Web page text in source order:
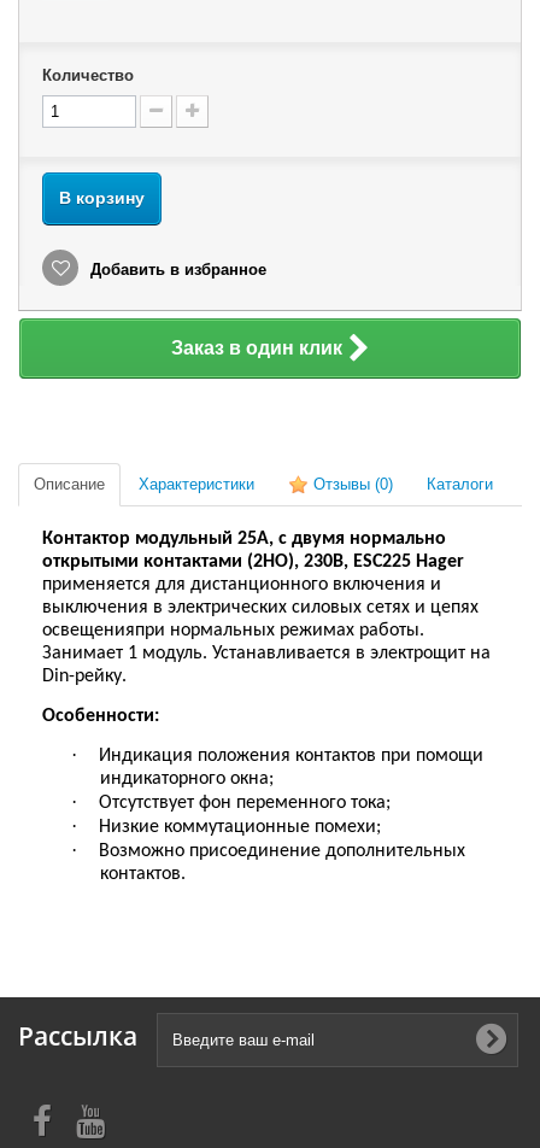
Количество
В корзину
Добавить в избранное
Заказ в один клик
Описание Характеристики Отзывы (0) Каталоги
Контактор модульный 25A, с двумя нормально
открытыми контактами (2НО), 230В, ESC225 Hager
применяется для дистанционного включения и
выключения в электрических силовых сетях и цепях
освещенияпри нормальных режимах работы.
Занимает 1 модуль. Устанавливается в электрощит на
Din-рейку.
Особенности:
·
Индикация положения контактов при помощи
индикаторного окна;
· Отсутствует фон переменного тока;
· Низкие коммутационные помехи;
·
Возможно присоединение дополнительных
контактов.
Рассылка